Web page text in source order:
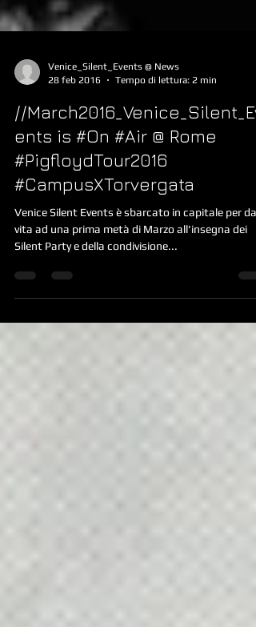
28 feb 2016
Tempo di lettura: 2 min
//March2016_Venice_Silent_Ev
ents is #On #Air @ Rome
#PigfloydTour2016
#CampusXTorvergata
Venice Silent Events è sbarcato in capitale per dar
vita ad una prima metà di Marzo all'insegna dei